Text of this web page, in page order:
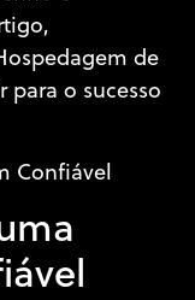
de
para o sucesso
Confiável